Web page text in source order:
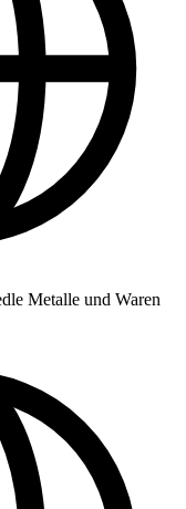
Metalle und Waren